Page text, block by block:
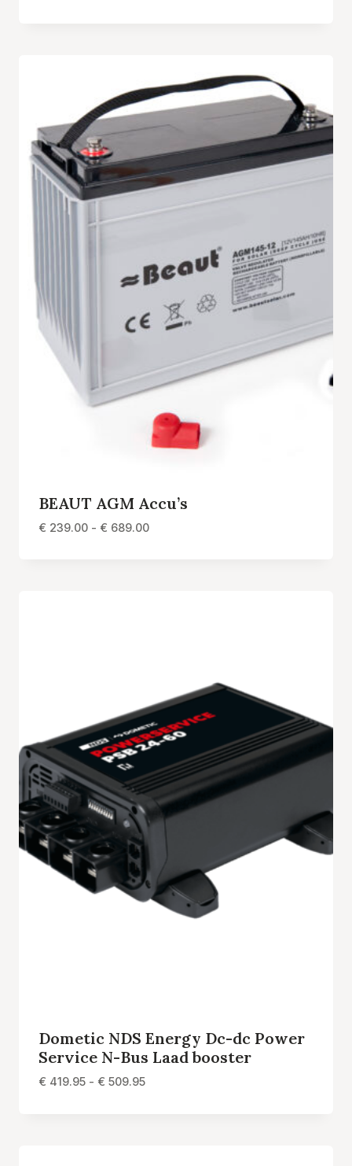
BEAUT AGM Accu’s
€ 239.00 - € 689.00Prijsklasse:
Dometic NDS Energy Dc-dc Power
Service N-Bus Laad booster
€ 419.95 - € 509.95Prijsklasse: